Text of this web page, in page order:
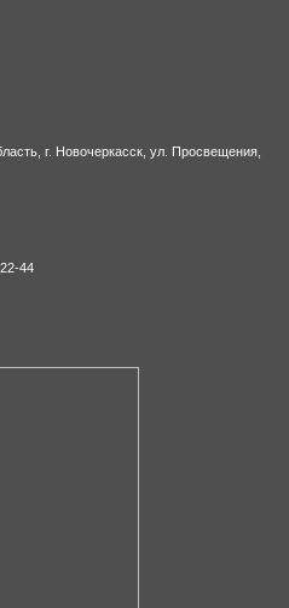
г. Новочеркасск, ул. Просвещения,
44